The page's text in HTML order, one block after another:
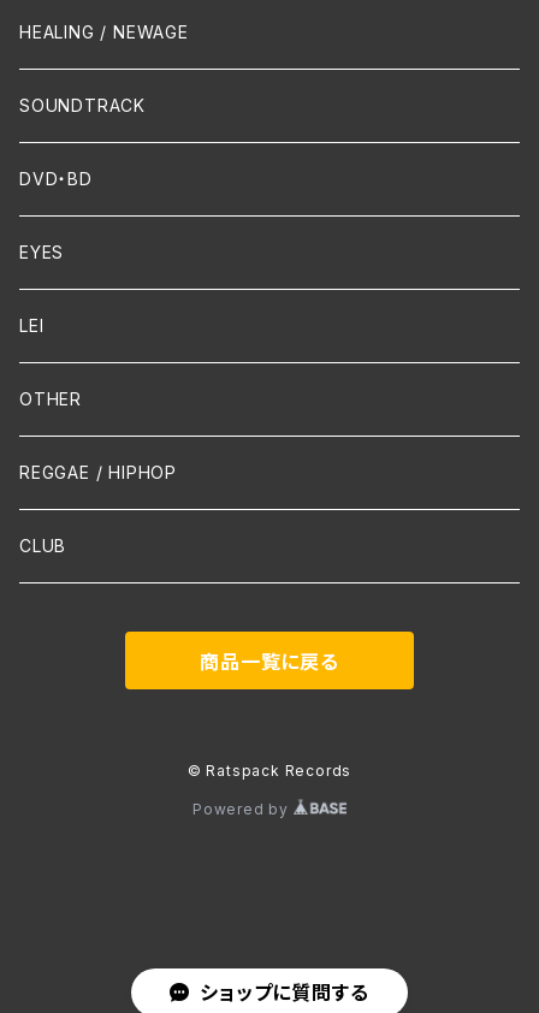
ショップに質問する
Crossover / Fusion
Dixie / New Orleans
FUNK
Chanson
Piano
Flute
Violin
Cello
Guitar / Ukulele
Mandolin
声楽
吹奏楽
Contemporary / Avangarde
HEALING / NEWAGE
SOUNDTRACK
DVD・BD
EYES
LEI
OTHER
REGGAE / HIPHOP
CLUB
商品一覧に戻る
© Ratspack Records
Powered by